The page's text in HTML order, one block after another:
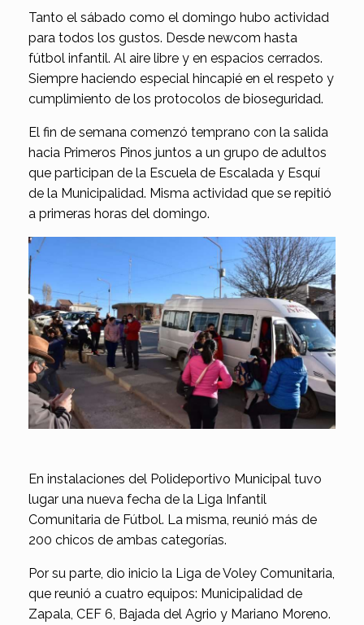
Tanto el sábado como el domingo hubo actividad
para todos los gustos. Desde newcom hasta
fútbol infantil. Al aire libre y en espacios cerrados.
Siempre haciendo especial hincapié en el respeto y
cumplimiento de los protocolos de bioseguridad.
El fin de semana comenzó temprano con la salida
hacia Primeros Pinos juntos a un grupo de adultos
que participan de la Escuela de Escalada y Esquí
de la Municipalidad. Misma actividad que se repitió
a primeras horas del domingo.
En instalaciones del Polideportivo Municipal tuvo
lugar una nueva fecha de la Liga Infantil
Comunitaria de Fútbol. La misma, reunió más de
200 chicos de ambas categorías.
Por su parte, dio inicio la Liga de Voley Comunitaria,
que reunió a cuatro equipos: Municipalidad de
Zapala, CEF 6, Bajada del Agrio y Mariano Moreno.